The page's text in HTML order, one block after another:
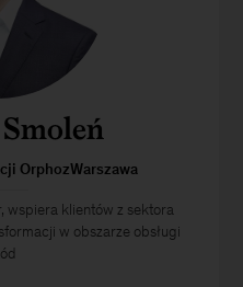
OrphozWarszawa
wspiera klientów z sektora
w obszarze obsługi